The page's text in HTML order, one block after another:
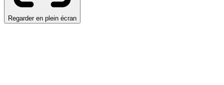
Regarder en plein écran